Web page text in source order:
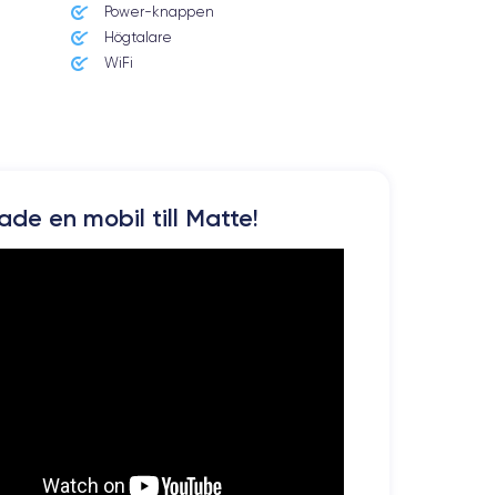
väljer att köpa enrenoverad smartphone
tum. Detta innebär att bilden på skärmen är skarp
tittar på filmer eller tv-serier.
Power-knappen
Högtalare
WiFi
en mobil till Matte!